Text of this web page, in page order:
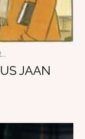
JAAN